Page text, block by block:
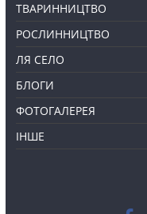
ТВАРИННИЦТВО
РОСЛИННИЦТВО
ЛЯ СЕЛО
БЛОГИ
ФОТОГАЛЕРЕЯ
ІНШЕ